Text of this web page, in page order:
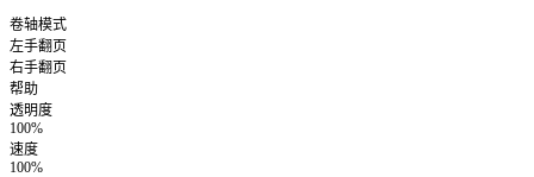
卷轴模式
左手翻页
右手翻页
帮助
透明度
100%
速度
100%